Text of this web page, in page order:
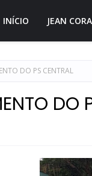
INÍCIO JEAN
DO PS CENTRAL
DO